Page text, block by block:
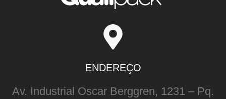
ENDEREÇO
Av. Industrial Oscar Berggren, 1231 – Pq.